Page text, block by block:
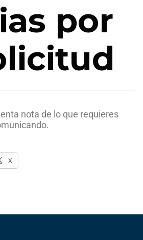
por
nota de lo que requieres
X